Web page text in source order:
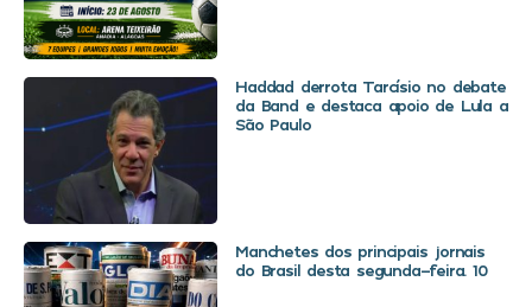
Haddad derrota Tarcísio no debate
da Band e destaca apoio de Lula a
São Paulo
Manchetes dos principais jornais
do Brasil desta segunda-feira. 10